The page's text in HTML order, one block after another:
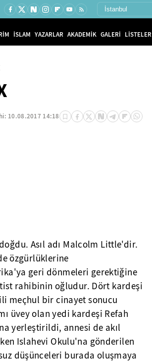
İSLAM YAZARLAR AKADEMİK GALERİ LİSTELER
10.08.2017 14:18
Asıl adı Malcolm Little'dir.
özgürlüklerine
geri dönmeleri gerektiğine
rahibinin oğludur. Dört kardeşi
meçhul bir cinayet sonucu
üvey olan yedi kardeşi Refah
yerleştirildi, annesi de akıl
Islahevi Okulu'na gönderilen
düşünceleri burada oluşmaya